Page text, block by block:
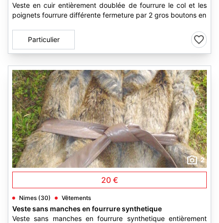
Veste en cuir entièrement doublée de fourrure le col et les
poignets fourrure différente fermeture par 2 gros boutons en
Particulier
2
20 €
Nimes (30) Vêtements
Veste sans manches en fourrure synthetique
Veste sans manches en fourrure synthetique entièrement